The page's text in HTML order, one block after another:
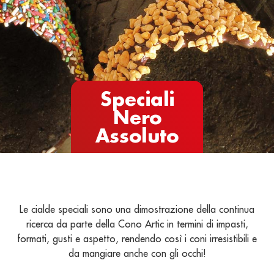
Speciali
Nero
Assoluto
Le cialde speciali sono una dimostrazione della continua
ricerca da parte della Cono Artic in termini di impasti,
formati, gusti e aspetto, rendendo così i coni irresistibili e
da mangiare anche con gli occhi!